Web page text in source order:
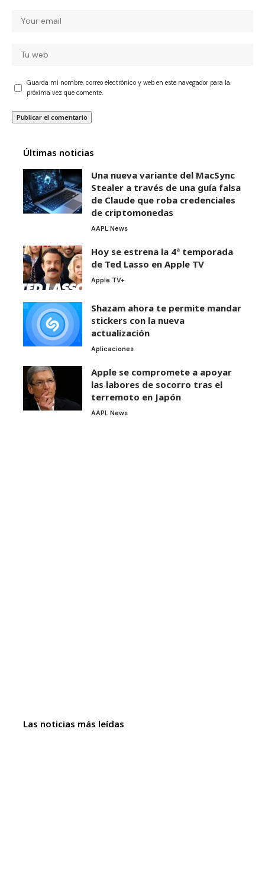
Guarda mi nombre, correo electrónico y web en este navegador para la
próxima vez que comente.
Últimas noticias
Una nueva variante del MacSync
Stealer a través de una guía falsa
de Claude que roba credenciales
de criptomonedas
AAPL News
Hoy se estrena la 4ª temporada
de Ted Lasso en Apple TV
Apple TV+
Shazam ahora te permite mandar
stickers con la nueva
actualización
Aplicaciones
Apple se compromete a apoyar
las labores de socorro tras el
terremoto en Japón
AAPL News
Las noticias más leídas